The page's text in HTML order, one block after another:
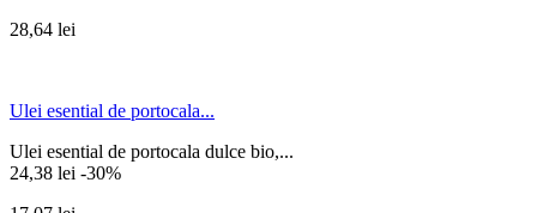
28,64 lei
Ulei esential de portocala...
Ulei esential de portocala dulce bio,...
24,38 lei -30%